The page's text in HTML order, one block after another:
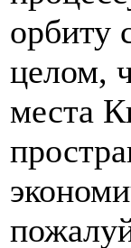
орбиту
целом,
места